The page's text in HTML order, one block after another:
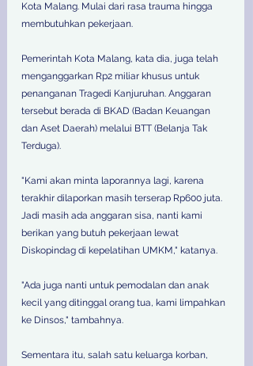
Kota Malang. Mulai dari rasa trauma hingga
membutuhkan pekerjaan.
Pemerintah Kota Malang, kata dia, juga telah
menganggarkan Rp2 miliar khusus untuk
penanganan Tragedi Kanjuruhan. Anggaran
tersebut berada di BKAD (Badan Keuangan
dan Aset Daerah) melalui BTT (Belanja Tak
Terduga).
"Kami akan minta laporannya lagi, karena
terakhir dilaporkan masih terserap Rp600 juta.
Jadi masih ada anggaran sisa, nanti kami
berikan yang butuh pekerjaan lewat
Diskopindag di kepelatihan UMKM," katanya.
"Ada juga nanti untuk pemodalan dan anak
kecil yang ditinggal orang tua, kami limpahkan
ke Dinsos," tambahnya.
Sementara itu, salah satu keluarga korban,